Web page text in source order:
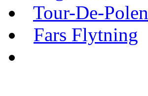
Tour-De-Polen
Fars Flytning